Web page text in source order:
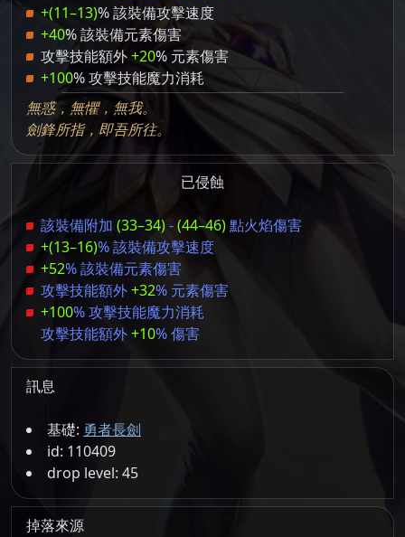
+(11–13)% 該裝備攻擊速度
+40% 該裝備元素傷害
攻擊技能額外+20% 元素傷害
+100% 攻擊技能魔力消耗
無惑，無懼，無我。
劍鋒所指，即吾所往。
已侵蝕
該裝備附加 (33–34)-(44–46)點火焰傷害
+(13–16)% 該裝備攻擊速度
+52% 該裝備元素傷害
攻擊技能額外+32% 元素傷害
+100% 攻擊技能魔力消耗
攻擊技能額外+10% 傷害
訊息
基礎: 勇者長劍
id: 110409
drop level: 45
掉落來源